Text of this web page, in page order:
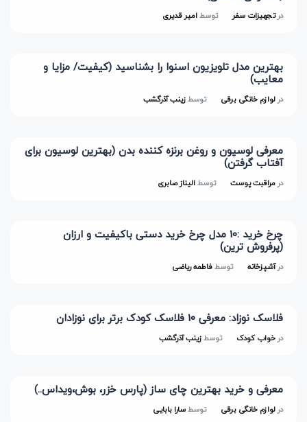
درتجهیزات سفر توسطامیر قدیری
بهترین مدل تلویزیون اسنوا را بشناسید (کیفیت/ مزایا و
معایب)
در لوازم خانگی برقی توسطزینب آذرگشب
معرفی لوسیون و روغن برنزه کننده بدن (بهترین لوسیون برای
آفتاب گرفتن)
در مراقبت پوست توسطالیناز صابری
چرخ خرید :10 مدل چرخ خرید دستی باکیفیت و ارزان
(پرفروش ترین)
درآشپزخانه توسطفاطمه ریاضی
فلاسک نوزاد: معرفی 10 فلاسک کودک برتر برای نوزادان
در خواب کودک توسطزینب آذرگشب
معرفی و خرید بهترین چای ساز (پارس خزر، بوش،ویداس..)
در لوازم خانگی برقی توسطسارا بابایی